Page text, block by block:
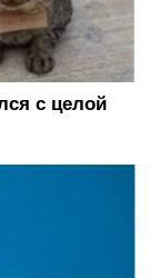
с целой